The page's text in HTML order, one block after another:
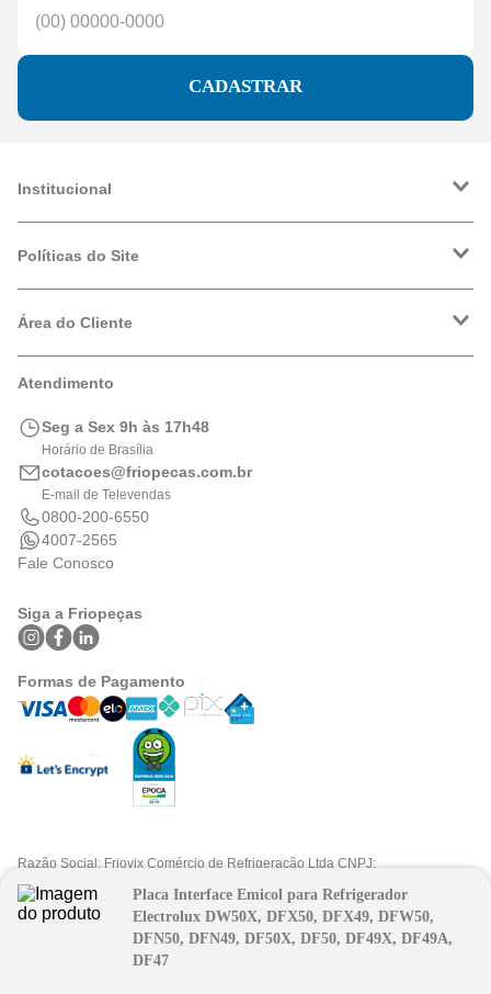
Placa Interface Emicol para Refrigerador
Electrolux DW50X, DFX50, DFX49, DFW50,
DFN50, DFN49, DF50X, DF50, DF49X, DF49A,
DF47
CADASTRAR
Institucional
Trabalhe Conosco
Políticas do Site
Política de Privacidade
Logística
Área do Cliente
Meus Pedidos
Portal de Boletos
Atendimento
Seg a Sex 9h às 17h48
Horário de Brasília
cotacoes@friopecas.com.br
E-mail de Televendas
0800-200-6550
4007-2565
Fale Conosco
Siga a Friopeças
Formas de Pagamento
Razão Social: Friovix Comércio de Refrigeração Ltda CNPJ:
09.316.105/0001-29 .Todos os direitos reservados © 2025. Preços e
condições exclusivos para fpatacado.com.br.
FPAtacado é uma marca do Grupo Friopeças.